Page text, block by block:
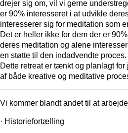
drejer sig om, vil vi gerne
er 90% interesseret i at udvikle
interesserer sig for meditation som
Det er heller ikke for dem der er
deres meditation og alene
en støtte til den indadvendte proces.
Dette retreat er tænkt og planlagt for
af både kreative og meditative
Vi kommer blandt andet til at
· Historiefortælling